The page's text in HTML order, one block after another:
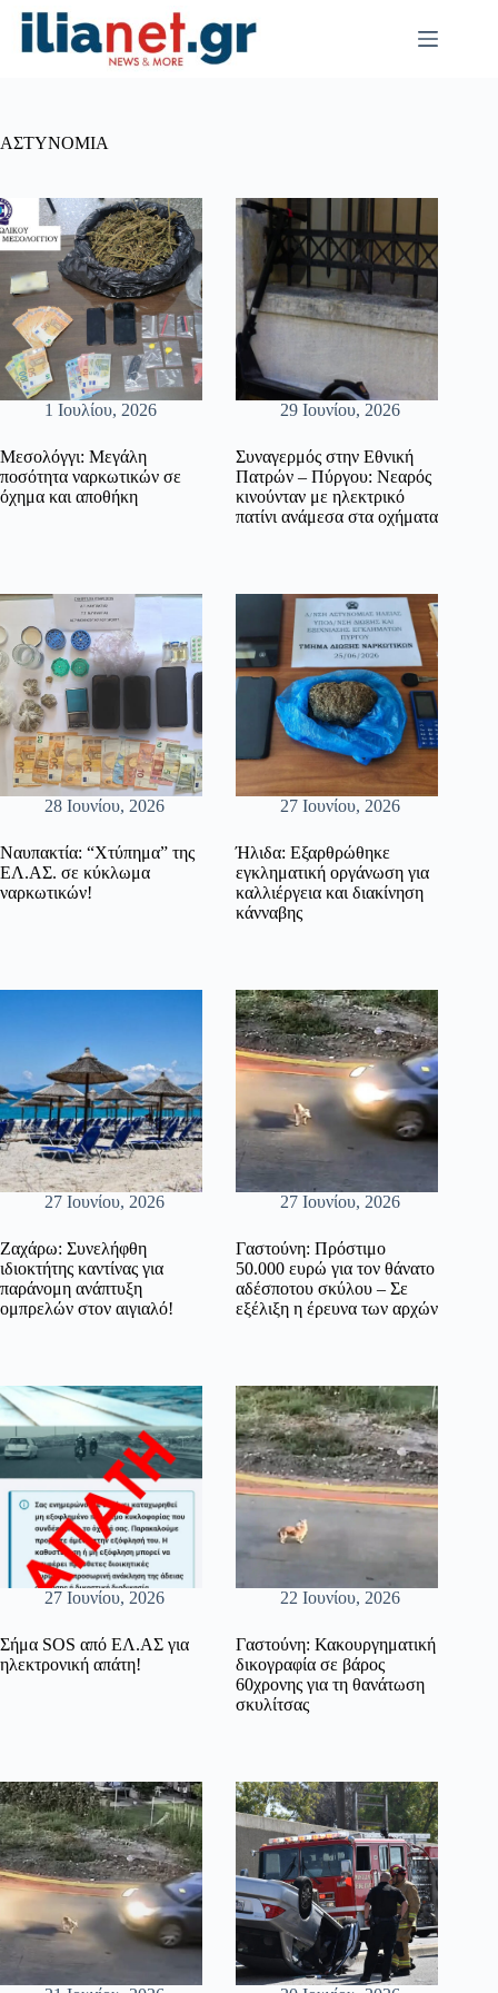
Μετάβαση
στο
περιεχόμενο
ΑΣΤΥΝΟΜΙΑ
1 Ιουλίου, 2026
Μεσολόγγι: Μεγάλη
ποσότητα ναρκωτικών σε
όχημα και αποθήκη
29 Ιουνίου, 2026
Συναγερμός στην Εθνική
Πατρών – Πύργου: Νεαρός
κινούνταν με ηλεκτρικό
πατίνι ανάμεσα στα οχήματα
28 Ιουνίου, 2026
Ναυπακτία: “Χτύπημα” της
ΕΛ.ΑΣ. σε κύκλωμα
ναρκωτικών!
27 Ιουνίου, 2026
Ήλιδα: Εξαρθρώθηκε
εγκληματική οργάνωση για
καλλιέργεια και διακίνηση
κάνναβης
27 Ιουνίου, 2026
Ζαχάρω: Συνελήφθη
ιδιοκτήτης καντίνας για
παράνομη ανάπτυξη
ομπρελών στον αιγιαλό!
27 Ιουνίου, 2026
Γαστούνη: Πρόστιμο
50.000 ευρώ για τον θάνατο
αδέσποτου σκύλου – Σε
εξέλιξη η έρευνα των αρχών
27 Ιουνίου, 2026
Σήμα SOS από ΕΛ.ΑΣ για
ηλεκτρονική απάτη!
22 Ιουνίου, 2026
Γαστούνη: Κακουργηματική
δικογραφία σε βάρος
60χρονης για τη θανάτωση
σκυλίτσας